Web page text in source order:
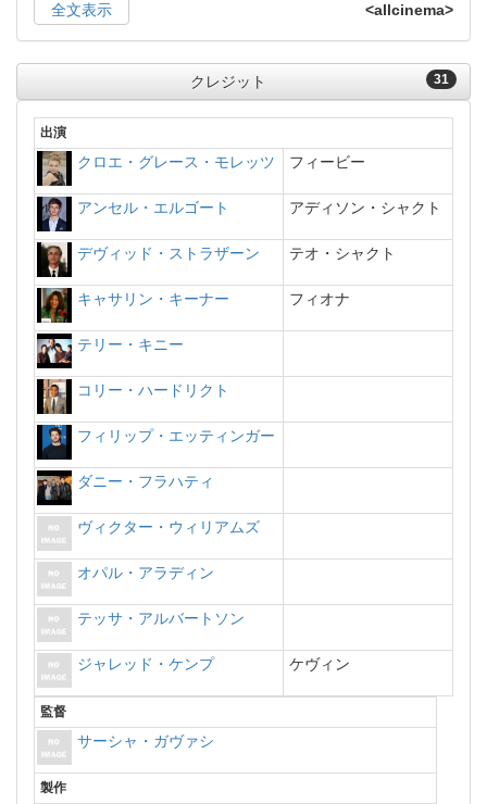
全文表示 <allcinema>
31
クレジット
出演
クロエ・グレース・モレッツ フィービー
アンセル・エルゴート アディソン・シャクト
デヴィッド・ストラザーン テオ・シャクト
キャサリン・キーナー フィオナ
テリー・キニー
コリー・ハードリクト
フィリップ・エッティンガー
ダニー・フラハティ
ヴィクター・ウィリアムズ
オパル・アラディン
テッサ・アルバートソン
ジャレッド・ケンプ ケヴィン
監督
サーシャ・ガヴァシ
製作